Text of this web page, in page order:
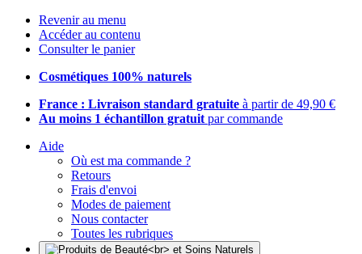
Revenir au menu
Accéder au contenu
Consulter le panier
Cosmétiques 100% naturels
France : Livraison standard gratuite à partir de 49,90 €
Au moins 1 échantillon gratuit par commande
Aide
Où est ma commande ?
Retours
Frais d'envoi
Modes de paiement
Nous contacter
Toutes les rubriques